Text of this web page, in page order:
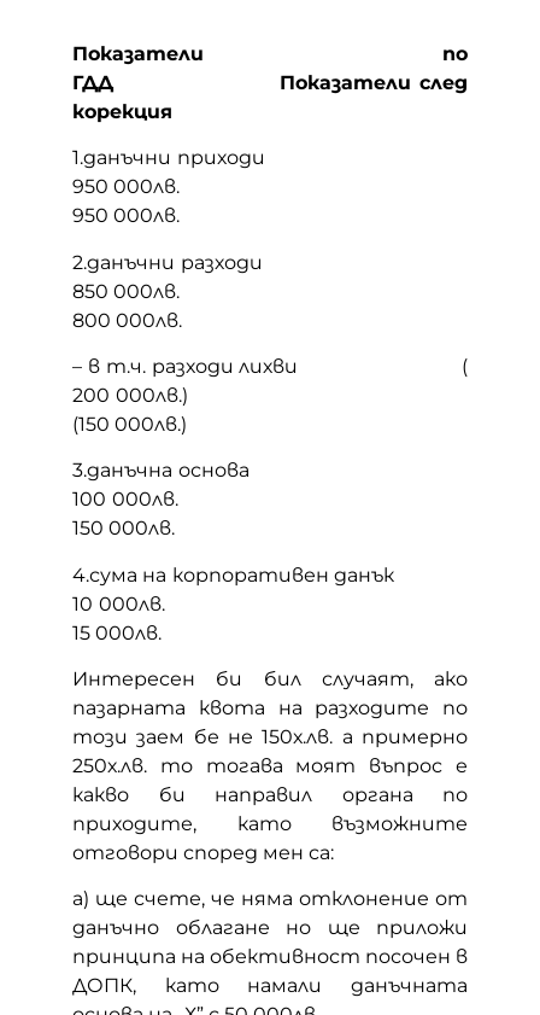
Показатели по
ГДД
Показатели след
корекция
1.данъчни приходи
950 000лв.
950 000лв.
2.данъчни разходи
850 000лв.
800 000лв.
– в т.ч. разходи лихви (
200 000лв.)
(150 000лв.)
3.данъчна основа
100 000лв.
150 000лв.
4.сума на корпоративен данък
10 000лв.
15 000лв.
Интересен би бил случаят, ако
пазарната квота на разходите по
този заем бе не 150х.лв. а примерно
250х.лв. то тогава моят въпрос е
какво би направил органа по
приходите, като възможните
отговори според мен са:
а) ще счете, че няма отклонение от
данъчно облагане но ще приложи
принципа на обективност посочен в
ДОПК, като намали данъчната